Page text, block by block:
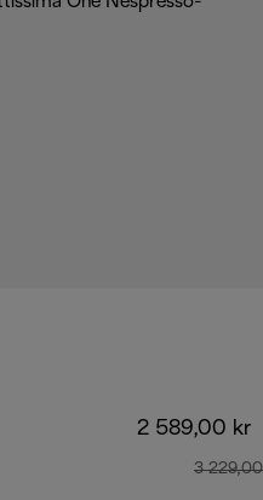
2 589,00 kr
3